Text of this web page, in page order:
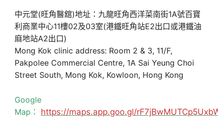
中元堂(旺角醫舘)地址：九龍旺角西洋菜南街1A號百寶
利商業中心11樓02及03室(港鐵旺角站E2出口或港鐵油
麻地站A2出口)
Mong Kok clinic address: Room 2 & 3, 11/F,
Pakpolee Commercial Centre, 1A Sai Yeung Choi
Street South, Mong Kok, Kowloon, Hong Kong
Google
Map： https://maps.app.goo.gl/